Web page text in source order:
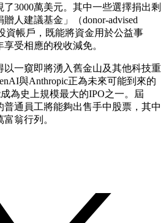
3000萬美元。其中一些選擇捐出剩
人建議基金」（donor-advised
資帳戶，既能將資金用於公益事
受相應的稅收減免。
以一窺即將湧入舊金山及其他科技重
與Anthropic正為未來可能到來的
為史上規模最大的IPO之一。屆
普通員工將能夠出售手中股票，其中
翁行列。